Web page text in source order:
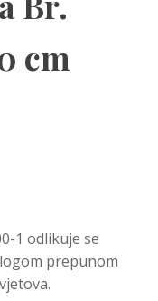
cm
1 odlikuje se
prepunom